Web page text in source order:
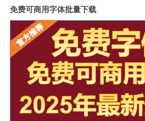
免费可商用字体批量下载